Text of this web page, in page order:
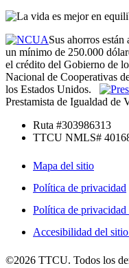
Sus ahorros
un mínimo de 250.000
el crédito del Gobierno de
Nacional de Cooperativas
los Estados Unidos.
Prestamista de Igualdad de
Ruta #303986313
TTCU NMLS#
Mapa del sitio
Política de privacidad
Política de privacidad
Accesibilidad del
©2026 TTCU. Todos los